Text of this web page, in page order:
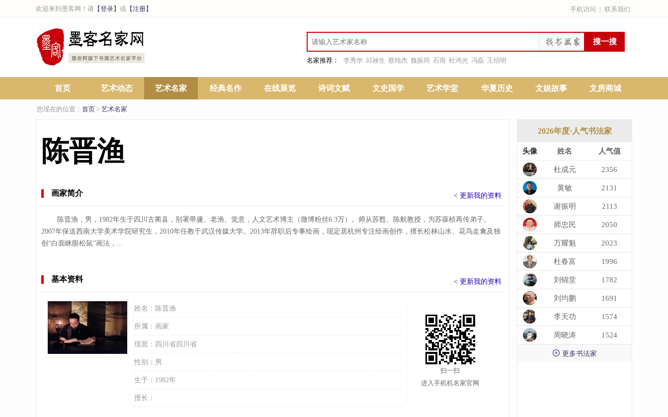
欢迎来到墨客网！请 【登录】 或 【注册】 手机访问 | 联系我们
名家推荐： 李秀华 邱禄生 蔡纯杰 魏振同 石雨 杜鸿光 冯磊 王绍明
首页 艺术动态 艺术名家 经典名作 在线展览 诗词文赋 文史国学 艺术学堂 华夏历史 文娱故事 文房商城
您现在的位置： 首页 > 艺术名家
陈晋渔
画家简介 < 更新我的资料
陈晋渔，男，1982年生于四川古蔺县，别署帚廬、老渔、觉意，人文艺术博主（微博粉丝6.3万）。师从苏甦、陈航教授，为苏葆桢再传弟子。
2007年保送西南大学美术学院研究生，2010年任教于武汉传媒大学。2013年辞职后专事绘画，现定居杭州专注绘画创作，擅长松林山水、花鸟走禽及独
创“白面眯眼松鼠”画法，...
基本资料 < 更新我的资料
姓名： 陈晋渔
所属： 画家
现居： 四川省四川省
性别： 男
生于： 1982年
擅长：
扫一扫
进入手机机名家官网
2026年度·人气书法家
头像 姓名 人气值
杜成元 2356
黄敏 2131
​谢振明 2113
师忠民 2050
万耀魁 2023
杜春富 1996
刘锦堂 1782
刘均鹏 1691
李天功 1574
周晓涛 1524
 更多书法家